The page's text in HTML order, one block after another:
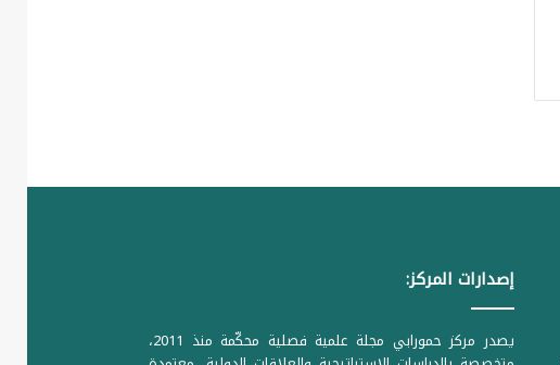
إصدارات المركز:
يصدر مركز حمورابي مجلة علمية فصلية محكّمة منذ 2011،